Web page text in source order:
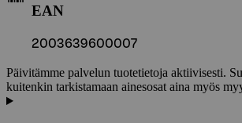
EAN
2003639600007
Päivitämme palvelun tuotetietoja aktiivisesti.
kuitenkin tarkistamaan ainesosat aina myös